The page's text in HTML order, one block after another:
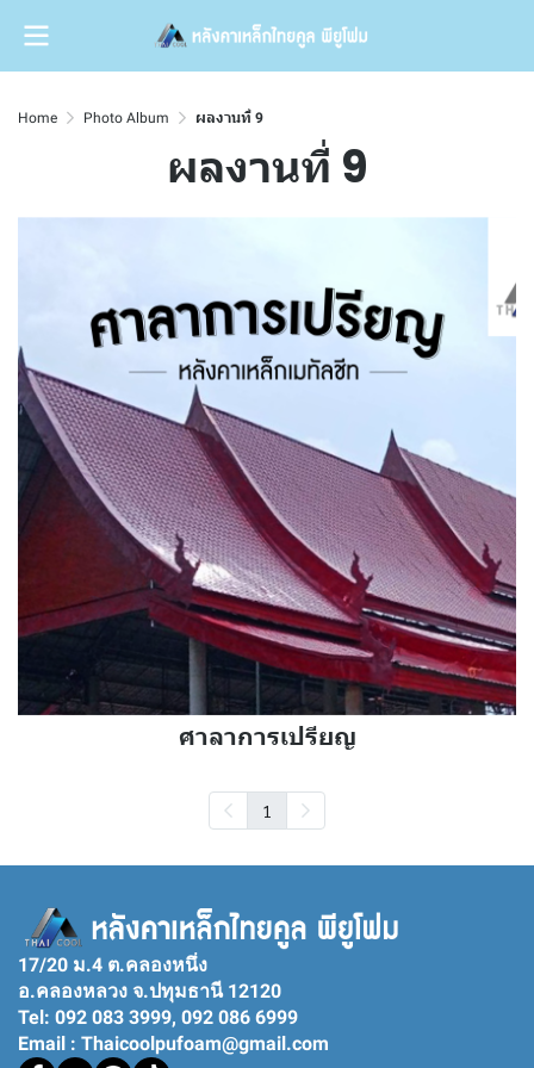
Home Photo Album ผลงานที่ 9
ผลงานที่ 9
ศาลาการเปรียญ
1
17/20 ม.4 ต.คลองหนึ่ง
อ.คลองหลวง จ.ปทุมธานี 12120
Tel: 092 083 3999, 092 086 6999
Email : Thaicoolpufoam@gmail.com